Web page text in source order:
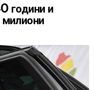
години и